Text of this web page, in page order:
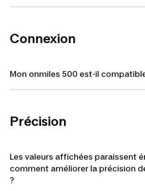
Connexion
Mon onmiles 500 est-il
Précision
Les valeurs affichées paraissent
comment améliorer la précision
?